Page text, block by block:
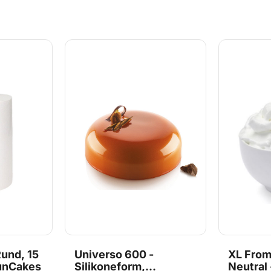
kage m.m. De populære forme
kokke og dessertchefer over
hele verden. Størrelse: 16 x 16
x h 5cm Volumen: 1000 ml.
38.335.87.0065
15
Universo 600 -
Silikoneform,
XL
Neutral